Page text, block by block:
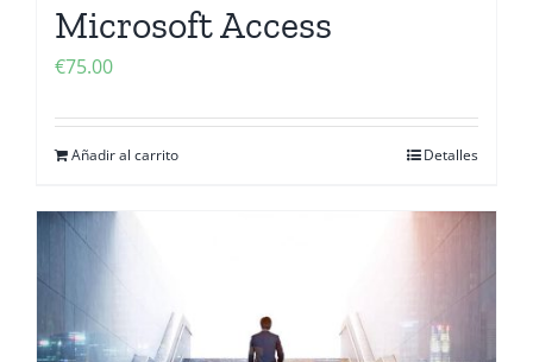
Microsoft Access
€75.00
Añadir al carrito Detalles